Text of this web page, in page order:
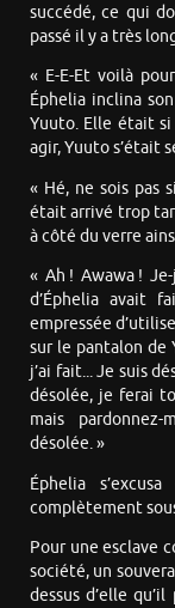
succédé, ce qui
passé il y a très
« E-E-Et voilà
Éphelia inclina
Yuuto. Elle était
agir, Yuuto s’était
« Hé, ne sois pas
était arrivé trop
à côté du verre
« Ah ! Awawa !
d’Éphelia avait
empressée
sur le pantalon de
j’ai fait... Je suis
désolée, je ferai
mais
désolée. »
Éphelia
complètement
Pour une esclave
société, un
dessus d’elle